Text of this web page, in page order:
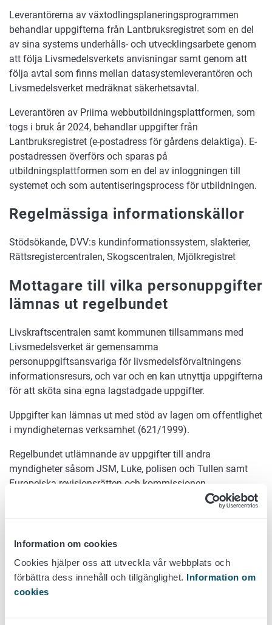
Information om cookies
Cookies hjälper oss att utveckla vår webbplats och
förbättra dess innehåll och tillgänglighet. Information om
cookies
Leverantörerna av växtodlingsplaneringsprogrammen
behandlar uppgifterna från Lantbruksregistret som en del
av sina systems underhålls- och utvecklingsarbete genom
att följa Livsmedelsverkets anvisningar samt genom att
följa avtal som finns mellan datasystemleverantören och
Livsmedelsverket medräknat säkerhetsavtal.
Leverantören av Priima webbutbildningsplattformen, som
togs i bruk år 2024, behandlar uppgifter från
Lantbruksregistret (e-postadress för gårdens delaktiga). E-
postadressen överförs och sparas på
utbildningsplattformen som en del av inloggningen till
systemet och som autentiseringsprocess för utbildningen.
Regelmässiga informationskällor
Stödsökande, DVV:s kundinformationssystem, slakterier,
Rättsregistercentralen, Skogscentralen, Mjölkregistret
Mottagare till vilka personuppgifter
lämnas ut regelbundet
Livskraftscentralen samt kommunen tillsammans med
Livsmedelsverket är gemensamma
personuppgiftsansvariga för livsmedelsförvaltningens
informationsresurs, och var och en kan utnyttja uppgifterna
för att sköta sina egna lagstadgade uppgifter.
Uppgifter kan lämnas ut med stöd av lagen om offentlighet
i myndigheternas verksamhet (621/1999).
Regelbundet utlämnande av uppgifter till andra
myndigheter såsom JSM, Luke, polisen och Tullen samt
Europeiska revisionsrätten och kommissionen.
Överföring av uppgifter utanför
internationell organisation
Uppgifterna ur registret lämnas inte ut utanför EU/EES-
området.
Förvaringstid för personuppgifter